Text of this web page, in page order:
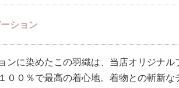
ション
ンに染めたこの羽織は、当店オリジナル
００％で最高の着心地。着物との斬新な